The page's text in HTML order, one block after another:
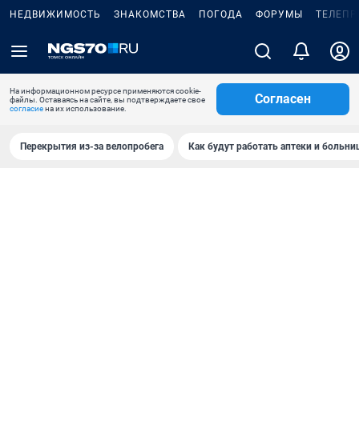
НЕДВИЖИМОСТЬ ЗНАКОМСТВА ПОГОДА ФОРУМЫ
На информационном ресурсе применяются cookie-
файлы. Оставаясь на сайте, вы подтверждаете свое
согласиена их использование.
Согласен
Перекрытия из-за велопробега Как будут работать аптеки и